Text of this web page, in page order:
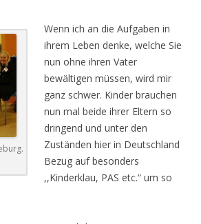
Wenn ich an die Aufgaben in
ihrem Leben denke, welche Sie
nun ohne ihren Vater
bewältigen müssen, wird mir
ganz schwer. Kinder brauchen
nun mal beide ihrer Eltern so
dringend und unter den
Zuständen hier in Deutschland
Bezug auf besonders
,,Kinderklau, PAS etc.“ um so